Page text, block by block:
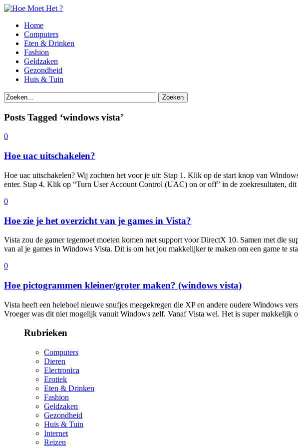
Home
Computers
Eten & Drinken
Fashion
Geldzaken
Gezondheid
Huis & Tuin
Posts Tagged ‘windows vista’
0
Hoe uac uitschakelen?
Hoe uac uitschakelen? Wij zochten het voor je uit: Stap 1. Klik op de start knop van
enter. Stap 4. Klik op “Turn User Account Control (UAC) on or off” in de zoekresultaten,
0
Hoe zie je het overzicht van je games in Vista?
Vista zou de gamer tegemoet moeten komen met support voor DirectX 10. Samen met die
van al je games in Windows Vista. Dit is om het jou makkelijker te maken om een game te
0
Hoe pictogrammen kleiner/groter maken? (windows vista)
Vista heeft een heleboel nieuwe snufjes meegekregen die XP en andere oudere Windows
Vroeger was dit niet mogelijk vanuit Windows zelf. Vanaf Vista wel. Het is super makkelijk
Rubrieken
Computers
Dieren
Electronica
Erotiek
Eten & Drinken
Fashion
Geldzaken
Gezondheid
Huis & Tuin
Internet
Reizen